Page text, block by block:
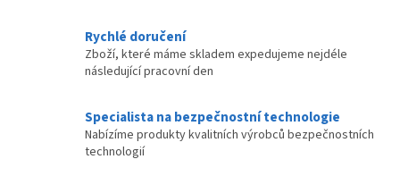
u
Rychlé doručení
Zboží, které máme skladem expedujeme nejdéle
následující pracovní den
Specialista na bezpečnostní technologie
Nabízíme produkty kvalitních výrobců bezpečnostních
technologií